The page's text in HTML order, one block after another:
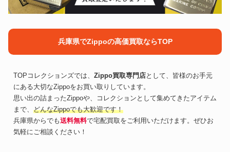
兵庫県でZippoの高価買取ならTOP
TOPコレクションズでは、 Zippo買取専門店として、皆様のお手元
にある大切なZippoをお買い取りしています。
思い出の詰まったZippoや、コレクションとして集めてきたアイテム
まで、 どんなZippoでも大歓迎です！
兵庫県からでも送料無料で宅配買取をご利用いただけます。ぜひお
気軽にご相談ください！